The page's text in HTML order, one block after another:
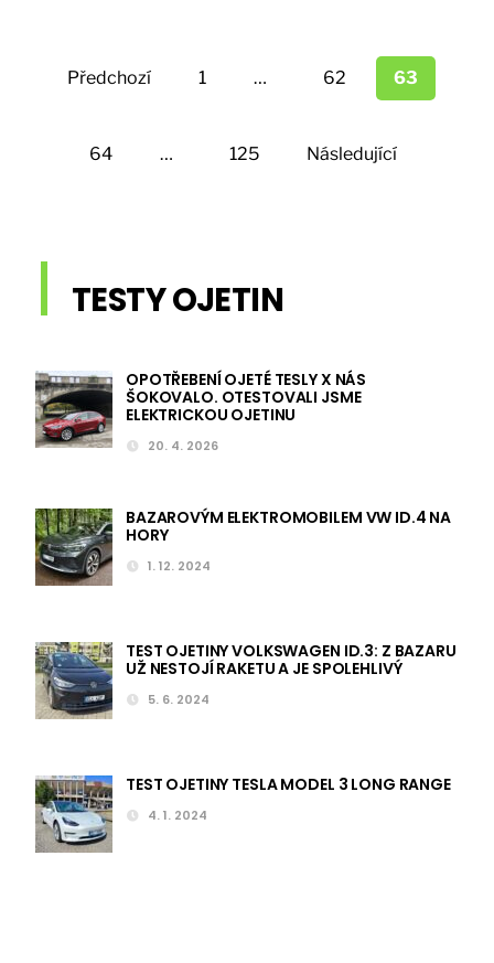
příspěvků
Předchozí 1 … 62 63
64 … 125 Následující
TESTY OJETIN
OPOTŘEBENÍ OJETÉ TESLY X NÁS
ŠOKOVALO. OTESTOVALI JSME
ELEKTRICKOU OJETINU
20. 4. 2026
BAZAROVÝM ELEKTROMOBILEM VW ID.4 NA
HORY
1. 12. 2024
TEST OJETINY VOLKSWAGEN ID.3: Z BAZARU
UŽ NESTOJÍ RAKETU A JE SPOLEHLIVÝ
5. 6. 2024
TEST OJETINY TESLA MODEL 3 LONG RANGE
4. 1. 2024